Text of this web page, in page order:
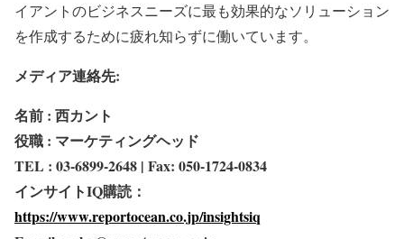
イアントのビジネスニーズに最も効果的なソリューション
を作成するために疲れ知らずに働いています。
メディア連絡先:
名前 : 西カント
役職 : マーケティングヘッド
TEL : 03-6899-2648 | Fax: 050-1724-0834
インサイトIQ購読：
https://www.reportocean.co.jp/insightsiq